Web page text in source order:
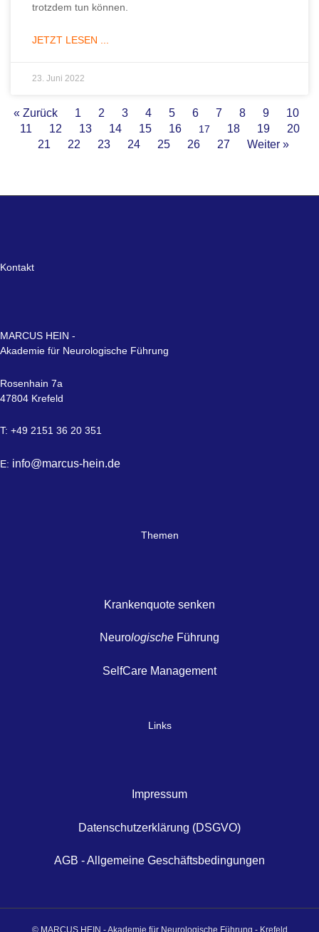
trotzdem tun können.
JETZT LESEN ...
23. Juni 2022
« Zurück 1 2 3 4 5 6 7 8 9
10
11
12 13 14 15 16 17 18 19
20
21
22 23 24 25 26 27 Weiter »
Kontakt
MARCUS HEIN -
Akademie für Neurologische Führung
Rosenhain 7a
47804 Krefeld
T: +49 2151 36 20 351
E: info@marcus-hein.de
Themen
Krankenquote senken
Neurologische Führung
SelfCare Management
Links
Impressum
Datenschutzerklärung (DSGVO)
AGB - Allgemeine Geschäftsbedingungen
© MARCUS HEIN - Akademie für Neurologische Führung - Krefeld